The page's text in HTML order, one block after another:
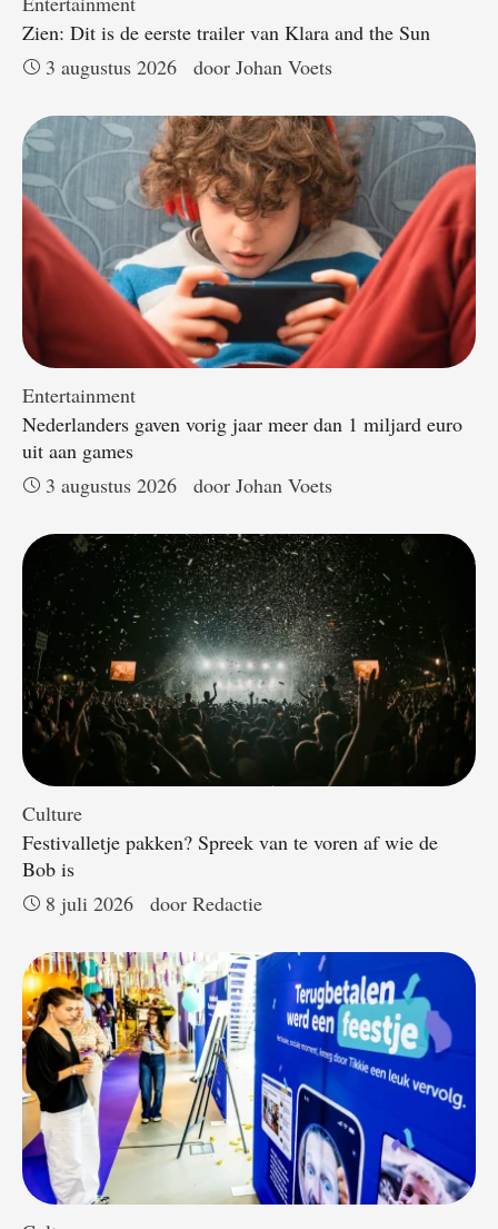
Zien: Dit is de eerste trailer van Klara and the Sun
3 augustus 2026
door Johan Voets
Entertainment
Nederlanders gaven vorig jaar meer dan 1 miljard euro
uit aan games
3 augustus 2026
door Johan Voets
Culture
Festivalletje pakken? Spreek van te voren af wie de
Bob is
8 juli 2026
door Redactie